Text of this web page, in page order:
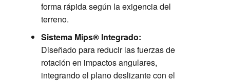
forma rápida según la exigencia del
terreno.
Sistema Mips® Integrado:
Diseñado para reducir las fuerzas de
rotación en impactos angulares,
integrando el plano deslizante con el